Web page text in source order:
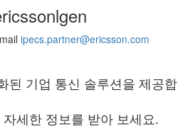
ipecs.partner@ericsson.com
된 기업 통신 솔루션을 제공합
세한 정보를 받아 보세요.